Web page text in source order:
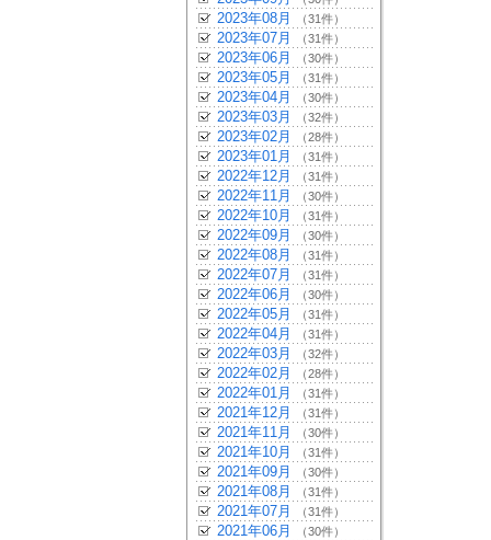
2023年08月 （31件）
2023年07月 （31件）
2023年06月 （30件）
2023年05月 （31件）
2023年04月 （30件）
2023年03月 （32件）
2023年02月 （28件）
2023年01月 （31件）
2022年12月 （31件）
2022年11月 （30件）
2022年10月 （31件）
2022年09月 （30件）
2022年08月 （31件）
2022年07月 （31件）
2022年06月 （30件）
2022年05月 （31件）
2022年04月 （31件）
2022年03月 （32件）
2022年02月 （28件）
2022年01月 （31件）
2021年12月 （31件）
2021年11月 （30件）
2021年10月 （31件）
2021年09月 （30件）
2021年08月 （31件）
2021年07月 （31件）
2021年06月 （30件）